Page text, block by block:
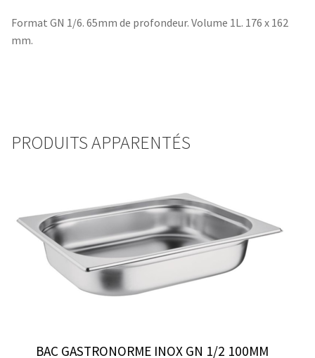
Format GN 1/6. 65mm de profondeur. Volume 1L. 176 x 162
mm.
PRODUITS APPARENTÉS
BAC GASTRONORME INOX GN 1/2 100MM